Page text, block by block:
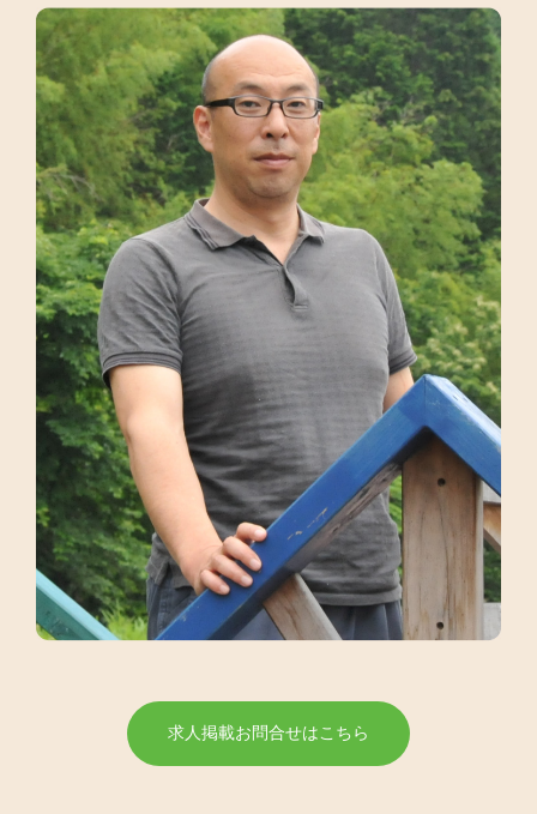
求人掲載お問合せはこちら